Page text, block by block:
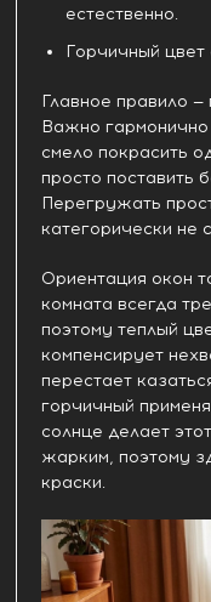
естественно.
Горчичный цвет
Главное правило
Важно
смело покрасить
просто поставить
Перегружать
категорически не
Ориентация окон
комната всегда
поэтому теплый
компенсирует
перестает
горчичный
солнце делает
жарким, поэтому
краски.